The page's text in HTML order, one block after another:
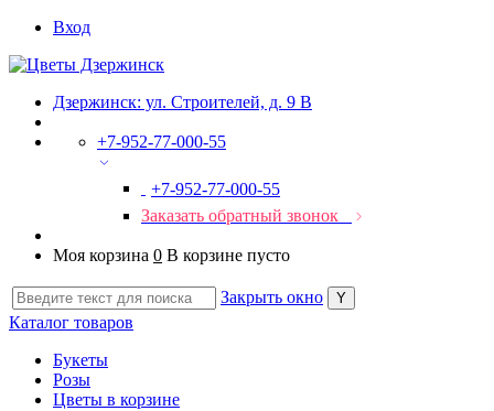
Вход
Дзержинск: ул. Строителей, д. 9 В
+7-952-77-000-55
+7-952-77-000-55
Заказать обратный звонок
Моя корзина 0 В корзине пусто
Закрыть окно
Каталог товаров
Букеты
Розы
Цветы в корзине